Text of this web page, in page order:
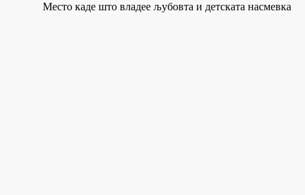
Место каде што владее љубовта и детската насмевка